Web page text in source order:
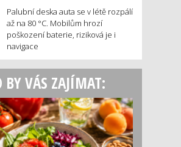
Palubní deska auta se v létě rozpálí
až na 80 °C. Mobilům hrozí
poškození baterie, riziková je i
navigace
VÁS ZAJÍMAT: